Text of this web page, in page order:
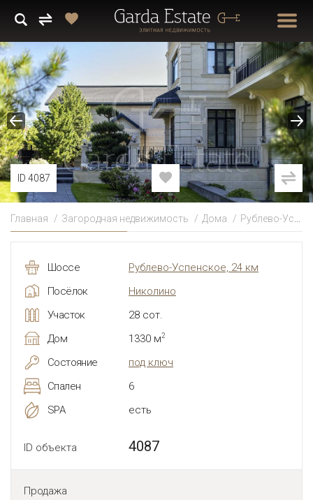
ID 4087
Главная Загородная недвижимость Дома Рублево-Успенское
Шоссе
Рублево-Успенское, 24 км
Посёлок
Николино
Участок
28 сот.
Дом
1330 м2
Состояние
под ключ
Спален
6
SPA
есть
ID объекта 4087
Продажа